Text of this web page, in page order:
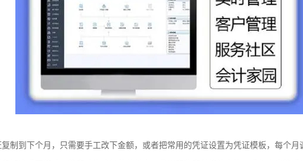
制到下个月，只需要手工改下金额，或者把常用的凭证设置为凭证模板，每个